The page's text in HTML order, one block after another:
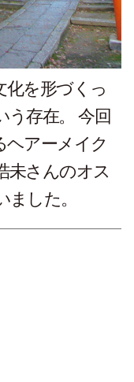
化を形づくっ
う存在。 今回
ヘアーメイク
未さんのオス
した。